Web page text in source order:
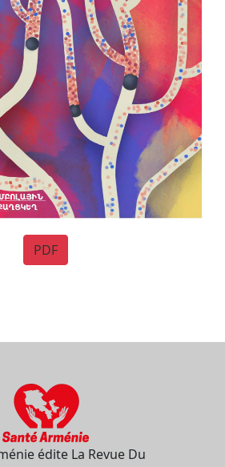
PDF
édite La Revue Du